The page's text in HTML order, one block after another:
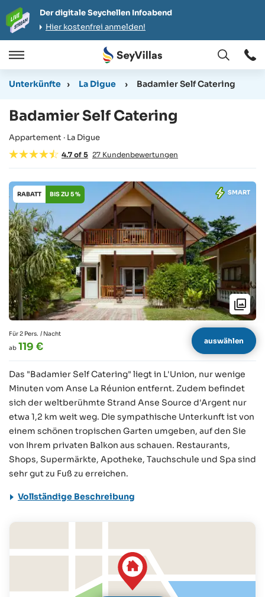
Der digitale Seychellen Infoabend
Hier kostenfrei anmelden!
Schließen
Öffnen
Unterkünfte › La Digue › Badamier Self Catering
Badamier Self Catering
Appartement · La Digue
4.7 of 5 27 Kundenbewertungen
SMART
RABATT BIS ZU 5 %
Für 2 Pers. / Nacht
ab 119 € auswählen
Das "Badamier Self Catering" liegt in L'Union, nur wenige
Minuten vom Anse La Réunion entfernt. Zudem befindet
sich der weltberühmte Strand Anse Source d'Argent nur
etwa 1,2 km weit weg. Die sympathische Unterkunft ist von
einem schönen tropischen Garten umgeben, auf den Sie
von Ihrem privaten Balkon aus schauen. Restaurants,
Shops, Supermärkte, Apotheke, Tauchschule und Spa sind
sehr gut zu Fuß zu erreichen.
Vollständige Beschreibung